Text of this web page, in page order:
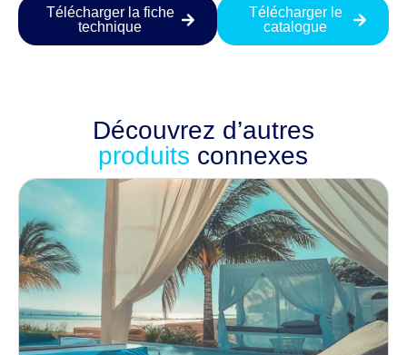
Télécharger la fiche
technique
Télécharger le
catalogue
Découvrez d’autres
produits connexes